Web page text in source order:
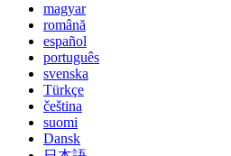
magyar
română
español
português
svenska
Türkçe
čeština
suomi
Dansk